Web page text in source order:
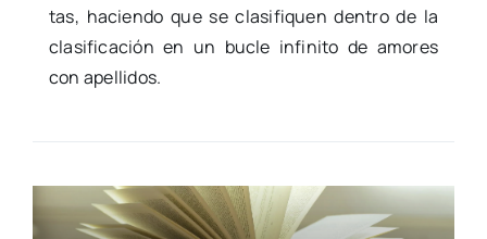
tas, hacien­do que se cla­si­fi­quen den­tro de la
cla­si­fi­ca­ción en un bucle infi­ni­to de amo­res
con ape­lli­dos.